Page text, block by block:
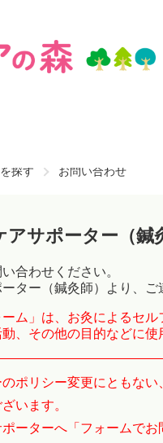
探す お問い合わせ
サポーター（鍼
合わせください。
ター（鍼灸師）より、ご
ム」は、お灸によるセ
、その他の目的などに使
ポリシー変更にともな
います。
ーターへ「フォームで